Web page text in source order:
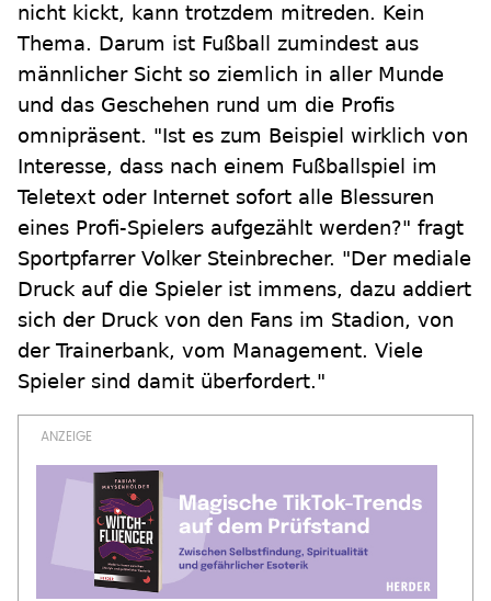
nicht kickt, kann trotzdem mitreden. Kein
Thema. Darum ist Fußball zumindest aus
männlicher Sicht so ziemlich in aller Munde
und das Geschehen rund um die Profis
omnipräsent. "Ist es zum Beispiel wirklich von
Interesse, dass nach einem Fußballspiel im
Teletext oder Internet sofort alle Blessuren
eines Profi-Spielers aufgezählt werden?" fragt
Sportpfarrer Volker Steinbrecher. "Der mediale
Druck auf die Spieler ist immens, dazu addiert
sich der Druck von den Fans im Stadion, von
der Trainerbank, vom Management. Viele
Spieler sind damit überfordert."